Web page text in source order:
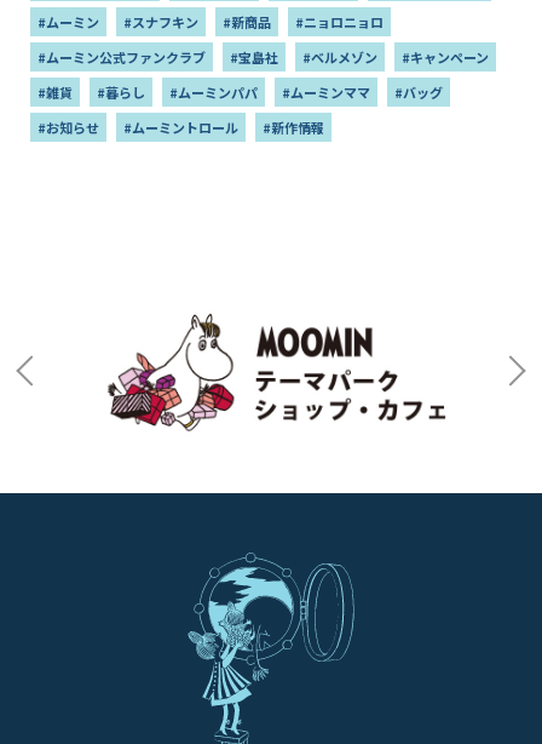
#ムーミン
#スナフキン #新商品
#ニョロニョロ
#ムーミン公式ファンクラブ
#宝島社 #ベルメゾン
#キャンペーン
#雑貨
#暮らし #ムーミンパパ #ムーミンママ
#バッグ
#お知らせ
#ムーミントロール #新作情報